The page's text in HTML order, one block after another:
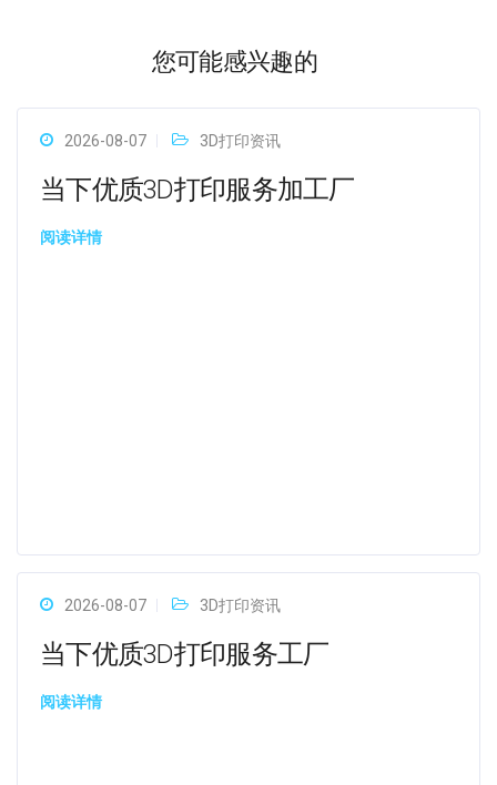
您可能感兴趣的
2026-08-07 3D打印资讯
当下优质3D打印服务加工厂
阅读详情
2026-08-07 3D打印资讯
当下优质3D打印服务工厂
阅读详情